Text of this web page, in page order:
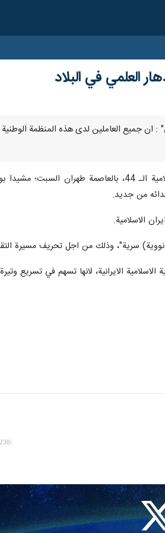
العلمي في البلاد
: ان جميع العاملين لدى هذه المنظمة
"اسلامي"، قال ذلك في تصريح صحفي على هامش المشاركة في المسيرات المليونية لاحياء ذكرى انتصار
الاسلامية.
سرية"، وذلك من اجل تحريف مسيرة
الايرانية، لانها تسهم في تسريع وتيرة